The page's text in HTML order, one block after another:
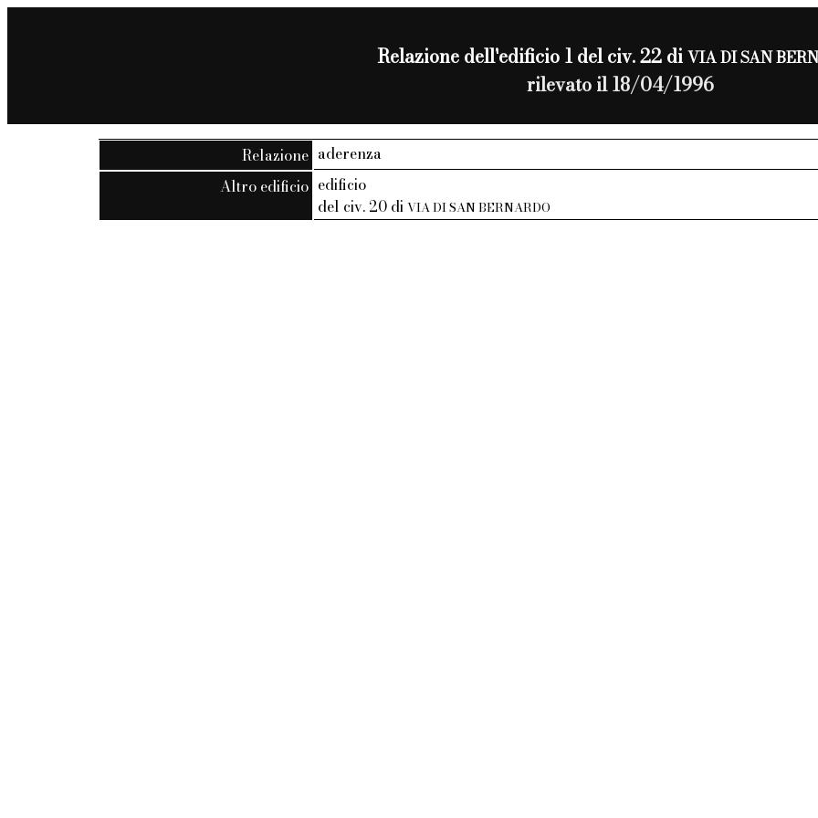
Relazione dell'edificio 1 del civ. 22 diVIA DI SAN
rilevato il 18/04/1996
Relazione aderenza
Altro edificio edificio
del civ. 20 diVIA DI SAN BERNARDO